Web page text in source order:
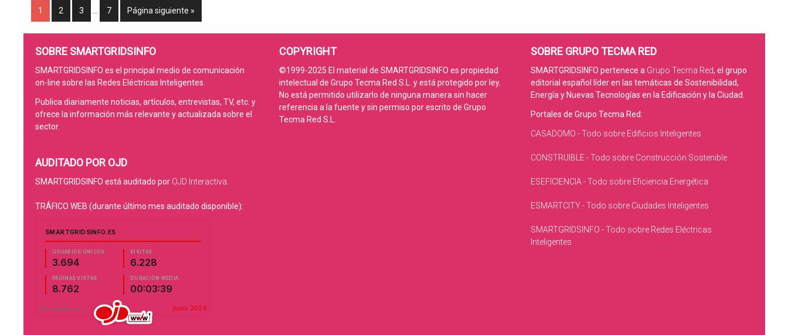
1 2 3 … 7 Página siguiente »
SOBRE SMARTGRIDSINFO
SMARTGRIDSINFO es el principal medio de comunicación
on-line sobre las Redes Eléctricas Inteligentes.
Publica diariamente noticias, artículos, entrevistas, TV, etc. y
ofrece la información más relevante y actualizada sobre el
sector.
AUDITADO POR OJD
SMARTGRIDSINFO está auditado por OJD Interactiva.
TRÁFICO WEB (durante último mes auditado disponible):
COPYRIGHT
©1999-2025 El material de SMARTGRIDSINFO es propiedad
intelectual de Grupo Tecma Red S.L. y está protegido por ley.
No está permitido utilizarlo de ninguna manera sin hacer
referencia a la fuente y sin permiso por escrito de Grupo
Tecma Red S.L.
SOBRE GRUPO TECMA RED
SMARTGRIDSINFO pertenece a Grupo Tecma Red, el grupo
editorial español líder en las temáticas de Sostenibilidad,
Energía y Nuevas Tecnologías en la Edificación y la Ciudad.
Portales de Grupo Tecma Red:
CASADOMO - Todo sobre Edificios Inteligentes
CONSTRUIBLE - Todo sobre Construcción Sostenible
ESEFICIENCIA - Todo sobre Eficiencia Energética
ESMARTCITY - Todo sobre Ciudades Inteligentes
SMARTGRIDSINFO - Todo sobre Redes Eléctricas
Inteligentes